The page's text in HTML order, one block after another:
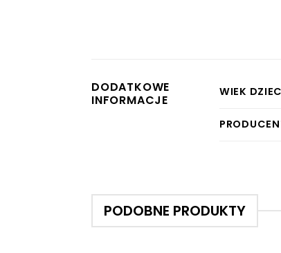
DODATKOWE
INFORMACJE
WIEK
PODOBNE PRODUKTY